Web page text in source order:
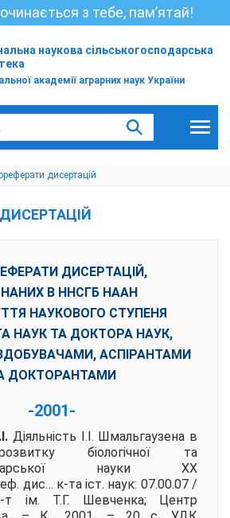
з тебе, пам’ятай!
наукова сільськогосподарська
академії аграрних наук України
дисертацій
ДИСЕРТАЦІЙ,
В ННСГБ НААН
НАУКОВОГО СТУПЕНЯ
НАУК ТА ДОКТОРА НАУК,
АСПІРАНТАМИ
ДОКТОРАНТАМИ
-2001-
Діяльність І.І. Шмальгаузена в
біологічної та
науки ХХ
дис… к-та іст. наук: 07.00.07 /
т ім. Т.Г. Шевченка; Центр